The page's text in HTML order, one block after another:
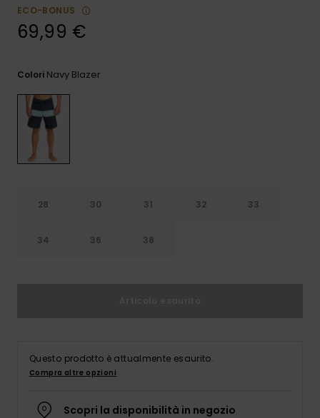
ECO-BONUS
69,99 €
Colori Navy Blazer
28 30 31 32 33
34 36 38
Questo prodotto è attualmente esaurito.
Compra altre opzioni
Scopri la disponibilità in negozio